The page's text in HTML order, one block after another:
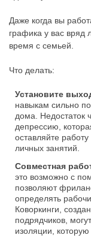
Даже когда вы
графика у вас вряд
время с семьей.
Что делать:
Установите
навыкам сильно
дома. Недостаток
депрессию,
оставляйте
личных занятий.
Совместная
это возможно с
позволяют
определять
Коворкинги,
подрядчиков,
изоляции,